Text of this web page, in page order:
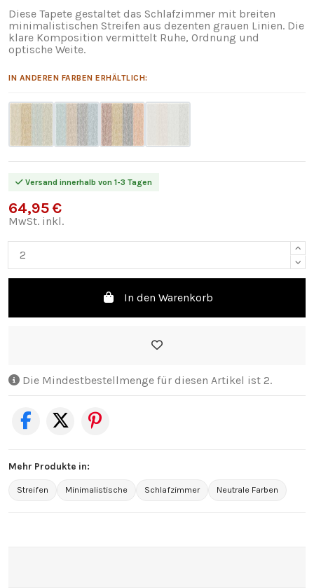
Diese Tapete gestaltet das Schlafzimmer mit breiten
minimalistischen Streifen aus dezenten grauen Linien. Die
klare Komposition vermittelt Ruhe, Ordnung und
optische Weite.
IN ANDEREN FARBEN ERHÄLTLICH:
Versand innerhalb von 1-3 Tagen
64,95 €
MwSt. inkl.
In den Warenkorb
Die Mindestbestellmenge für diesen Artikel ist 2.
Mehr Produkte in:
Streifen Minimalistische Schlafzimmer Neutrale Farben